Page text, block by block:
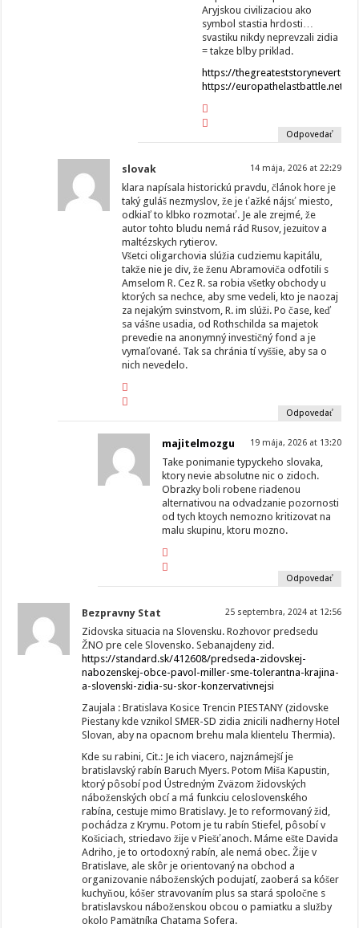
Aryjskou civilizaciou ako
symbol stastia hrdosti…
svastiku nikdy neprevzali zidia
= takze blby priklad.
https://
https://europathelastbattle.net/
Odpovedať
slovak 14 mája, 2026 at 22:29
klara napísala historickú pravdu, článok hore je
taký guláš nezmyslov, že je ťažké nájsť miesto,
odkiaľ to klbko rozmotať. Je ale zrejmé, že
autor tohto bludu nemá rád Rusov, jezuitov a
maltézskych rytierov.
Všetci oligarchovia slúžia cudziemu kapitálu,
takže nie je div, že ženu Abramoviča odfotili s
Amselom R. Cez R. sa robia všetky obchody u
ktorých sa nechce, aby sme vedeli, kto je naozaj
za nejakým svinstvom, R. im slúži. Po čase, keď
sa vášne usadia, od Rothschilda sa majetok
prevedie na anonymný investičný fond a je
vymaľované. Tak sa chránia tí vyššie, aby sa o
nich nevedelo.
Odpovedať
majitelmozgu 19 mája, 2026 at 13:20
Take ponimanie typyckeho slovaka,
ktory nevie absolutne nic o zidoch.
Obrazky boli robene riadenou
alternativou na odvadzanie pozornosti
od tych ktoych nemozno kritizovat na
malu skupinu, ktoru mozno.
Odpovedať
Bezpravny Stat 25 septembra, 2024 at 12:56
Zidovska situacia na Slovensku. Rozhovor predsedu
ŽNO pre cele Slovensko. Sebanajdeny zid.
https://standard.sk/412608/predseda-zidovskej-
nabozenskej-obce-pavol-miller-sme-tolerantna-krajina-
a-slovenski-zidia-su-skor-konzervativnejsi
Zaujala : Bratislava Kosice Trencin PIESTANY (zidovske
Piestany kde vznikol SMER-SD zidia znicili nadherny Hotel
Slovan, aby na opacnom brehu mala klientelu Thermia).
Kde su rabini, Cit.: Je ich viacero, najznámejší je
bratislavský rabín Baruch Myers. Potom Miša Kapustin,
ktorý pôsobí pod Ústredným Zväzom židovských
náboženských obcí a má funkciu celoslovenského
rabína, cestuje mimo Bratislavy. Je to reformovaný žid,
pochádza z Krymu. Potom je tu rabín Stiefel, pôsobí v
Košiciach, striedavo žije v Piešťanoch. Máme ešte Davida
Adriho, je to ortodoxný rabín, ale nemá obec. Žije v
Bratislave, ale skôr je orientovaný na obchod a
organizovanie náboženských podujatí, zaoberá sa kóšer
kuchyňou, kóšer stravovaním plus sa stará spoločne s
bratislavskou náboženskou obcou o pamiatku a služby
okolo Pamätníka Chatama Sofera.